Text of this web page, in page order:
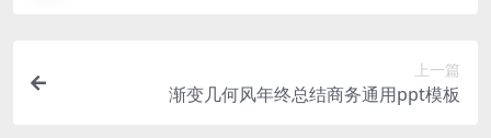
上一篇
渐变几何风年终总结商务通用ppt模板